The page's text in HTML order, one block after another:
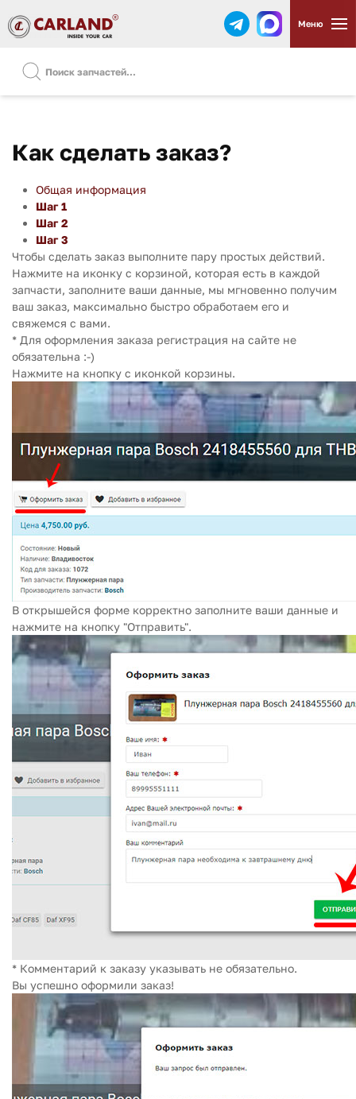
Меню
Как сделать заказ?
Общая информация
Шаг 1
Шаг 2
Шаг 3
Чтобы сделать заказ выполните пару простых действий.
Нажмите на иконку с корзиной, которая есть в каждой
запчасти, заполните ваши данные, мы мгновенно получим
ваш заказ, максимально быстро обработаем его и
свяжемся с вами.
* Для оформления заказа регистрация на сайте не
обязательна :-)
Нажмите на кнопку с иконкой корзины.
В открышейся форме корректно заполните ваши данные и
нажмите на кнопку "Отправить".
* Комментарий к заказу указывать не обязательно.
Вы успешно оформили заказ!